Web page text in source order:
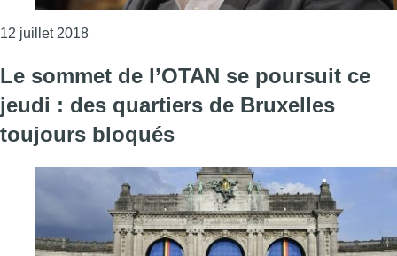
12 juillet 2018Consulter l'article "Sommet de l’Otan: Philippe
Le sommet de l’OTAN se poursuit ce
jeudi : des quartiers de Bruxelles
toujours bloqués